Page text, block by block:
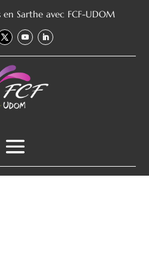
en Sarthe avec FCF-UDOM